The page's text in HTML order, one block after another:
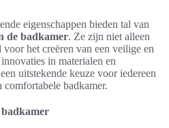
eigenschappen bieden tal van
de badkamer. Ze zijn niet alleen
het creëren van een veilige en
in materialen en
uitstekende keuze voor iedereen
comfortabele badkamer.
badkamer